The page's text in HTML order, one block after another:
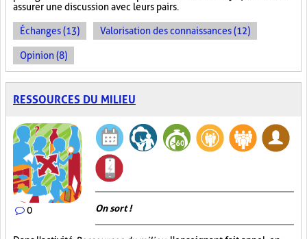
assurer une discussion avec leurs pairs.
Échanges (13) Valorisation des connaissances (12)
Opinion (8)
RESSOURCES DU MILIEU
0 On sort !